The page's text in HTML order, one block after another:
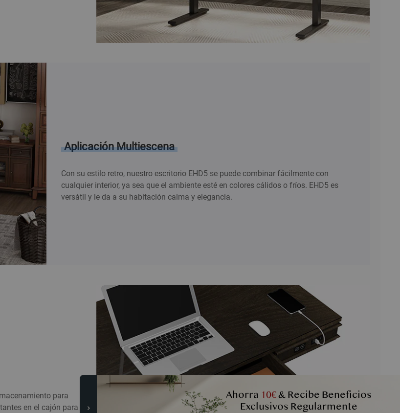
Aplicación Multiescena
Con su estilo retro, nuestro escritorio EHD5 se puede combinar fácilmente con
cualquier interior, ya sea que el ambiente esté en colores cálidos o fríos. EHD5 es
versátil y le da a su habitación calma y elegancia.
para
en el cajón para
Ahorra 10€& Recibe Beneficios
Exclusivos Regularmente